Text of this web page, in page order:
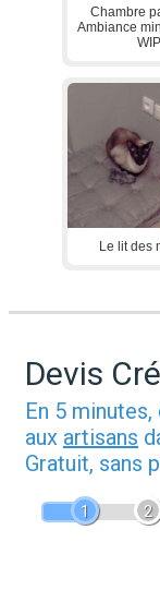
Chambre
Ambiance
WIP
Le lit des
Devis
En 5
aux artisans
Gratuit, sans
1 2